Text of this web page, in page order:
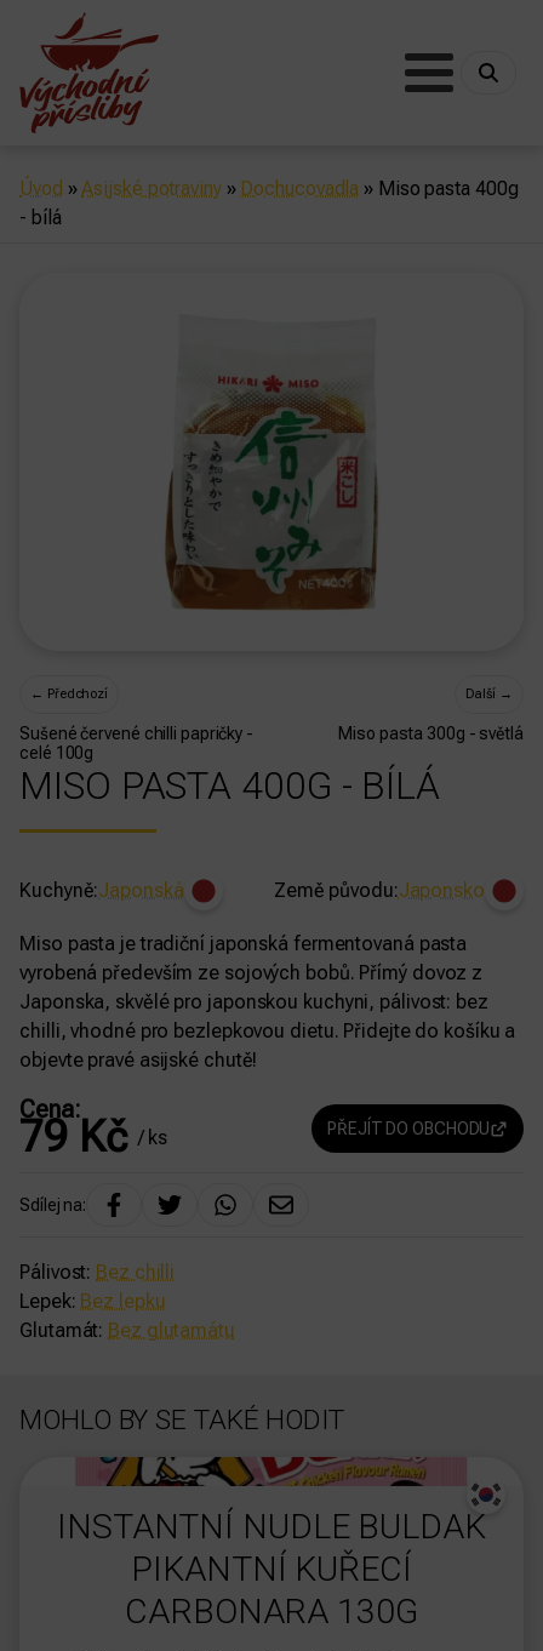
Úvod »Asijské potraviny» Dochucovadla » Miso pasta 400g
- bílá
← Předchozí
Sušené červené chilli papričky -
celé 100g
Další →
Miso pasta 300g - světlá
MISO PASTA 400G - BÍLÁ
Kuchyně:Japonská Země původu:Japonsko
Miso pasta je tradiční japonská fermentovaná pasta
vyrobená především ze sojových bobů. Přímý dovoz z
Japonska, skvělé pro japonskou kuchyni, pálivost: bez
chilli, vhodné pro bezlepkovou dietu. Přidejte do košíku a
objevte pravé asijské chutě!
Cena:
79Kč/ ks PŘEJÍT DO OBCHODU
Sdílej na:
Pálivost: Bez chilli
Lepek: Bez lepku
Glutamát: Bez glutamátu
MOHLO BY SE TAKÉ HODIT
dasdas
INSTANTNÍ NUDLE BULDAK
PIKANTNÍ KUŘECÍ
CARBONARA 130G